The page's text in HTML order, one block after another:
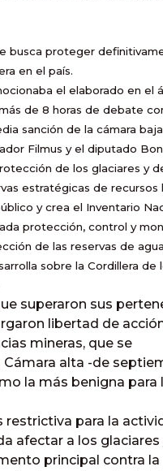
busca proteger
en el país.
el elaborado en el
de 8 horas de debate
sanción de la cámara
Filmus y el diputado
de los glaciares y
estratégicas de recursos
y crea el Inventario
protección, control y
de las reservas de
sobre la Cordillera de
superaron sus
libertad de
mineras, que se
alta -de
la más benigna para
restrictiva para la
afectar a los glaciares
principal contra